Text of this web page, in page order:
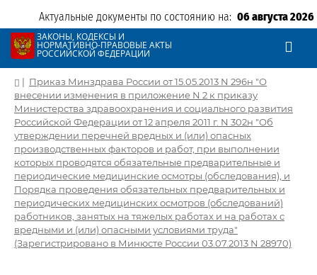
Актуальные документы по состоянию на: 06 августа 2026
ЗАКОНЫ, КОДЕКСЫ И
НОРМАТИВНО-ПРАВОВЫЕ АКТЫ
РОССИЙСКОЙ ФЕДЕРАЦИИ
| Приказ Минздрава России от 15.05.2013 N 296н "О
внесении изменения в приложение N 2 к приказу
Министерства здравоохранения и социального развития
Российской Федерации от 12 апреля 2011 г. N 302н "Об
утверждении перечней вредных и (или) опасных
производственных факторов и работ, при выполнении
которых проводятся обязательные предварительные и
периодические медицинские осмотры (обследования), и
Порядка проведения обязательных предварительных и
периодических медицинских осмотров (обследований)
работников, занятых на тяжелых работах и на работах с
вредными и (или) опасными условиями труда"
(Зарегистрировано в Минюсте России 03.07.2013 N 28970)